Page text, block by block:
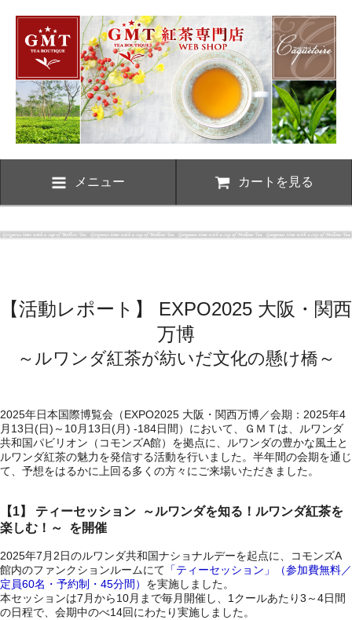
メニュー カートを見る
【活動レポート】 EXPO2025 大阪・関西
万博
～ルワンダ紅茶が紡いだ文化の懸け橋～
2025年日本国際博覧会（EXPO2025 大阪・関西万博／会期：2025年4
月13日(日)～10月13日(月) ‐184日間）において、ＧＭＴは、ルワンダ
共和国パビリオン（コモンズA館）を拠点に、ルワンダの豊かな風土と
ルワンダ紅茶の魅力を発信する活動を行いました。半年間の会期を通じ
て、予想をはるかに上回る多くの方々にご来場いただきました。
【1】 ティーセッション ～ルワンダを知る！ルワンダ紅茶を
楽しむ！～ を開催
2025年7月2日のルワンダ共和国ナショナルデーを起点に、コモンズA
館内のファンクションルームにて 「ティーセッション」（参加費無料／
定員60名・予約制・45分間） を実施しました。
本セッションは7月から10月まで毎月開催し、1クールあたり3～4日間
の日程で、会期中のべ14回にわたり実施しました。